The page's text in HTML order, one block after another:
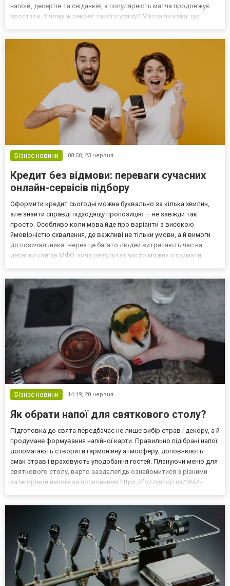
напоїв, десертів та сніданків, а популярність матча продовжує
зростати. У чому ж секрет такого успіху? Матча чи кава: що
Бізнес новини 08:50, 23 червня
Кредит без відмови: переваги сучасних
онлайн-сервісів підбору
Оформити кредит сьогодні можна буквально за кілька хвилин,
але знайти справді підходящу пропозицію — не завжди так
просто. Особливо коли мова йде про варіанти з високою
ймовірністю схвалення, де важливі не тільки умови, а й вимоги
до позичальника. Через це багато людей витрачають час на
десятки сайтів МФО, хоча результат часто можна отримати
Бізнес новини 14:19, 20 червня
Як обрати напої для святкового столу?
Підготовка до свята передбачає не лише вибір страв і декору, а й
продумане формування напійної карти. Правильно підібрані напої
допомагають створити гармонійну атмосферу, доповнюють
смак страв і враховують уподобання гостей. Плануючи меню для
святкового столу, варто заздалегідь ознайомитися з різними
категоріями напоїв за посиланням https://fozzyshop.ua/3654-